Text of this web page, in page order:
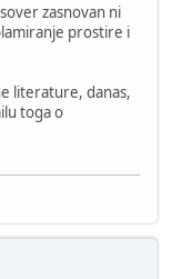
zasnovan ni
prostire i
literature, danas,
toga o